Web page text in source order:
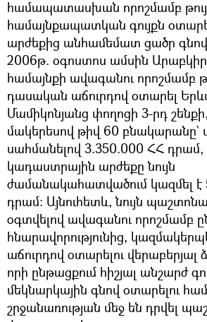
համապատասխան որոշմամբ
համայնքապատկան գույքն
արժեքից անհամեմատ ցածր գնով:
2006թ. օգոստոս ամսին
համայնքի ավագանու որոշմամբ
դասական աճուրդով օտարել
Մամիկոնյանց փողոցի 3-րդ
մակերեսով թիվ 60 բնակարանը`
սահմանելով 3.350.000 ՀՀ դրամ,
կադաստրային արժեքը նույն
ժամանակահատվածում կազմել է
դրամ: Այնուհետև, նույն
օգտվելով ավագանու որոշմամբ
հնարավորությունից,
աճուրդով օտարելու վերաբերյալ
որի ընթացքում հիշյալ անշարժ
մեկնարկային գնով օտարելու
շրջանառության մեջ են դրվել